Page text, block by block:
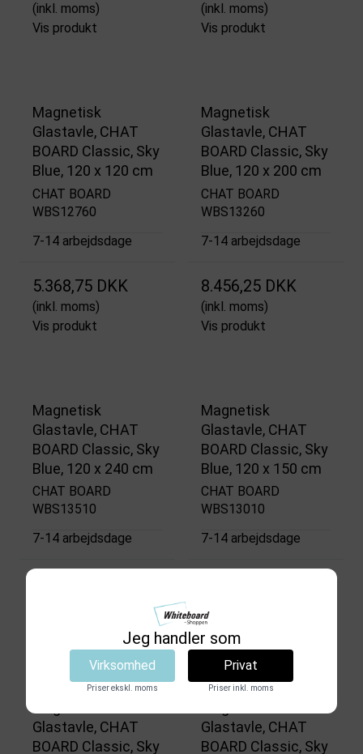
(inkl. moms)
Vis produkt
(inkl. moms)
Vis produkt
Magnetisk
Glastavle, CHAT
BOARD Classic, Sky
Blue, 120 x 120 cm
CHAT BOARD
WBS12760
7-14 arbejdsdage
5.368,75 DKK
(inkl. moms)
Vis produkt
Magnetisk
Glastavle, CHAT
BOARD Classic, Sky
Blue, 120 x 200 cm
CHAT BOARD
WBS13260
7-14 arbejdsdage
8.456,25 DKK
(inkl. moms)
Vis produkt
Magnetisk
Glastavle, CHAT
BOARD Classic, Sky
Blue, 120 x 240 cm
CHAT BOARD
WBS13510
7-14 arbejdsdage
Magnetisk
Glastavle, CHAT
BOARD Classic, Sky
Blue, 120 x 150 cm
CHAT BOARD
WBS13010
7-14 arbejdsdage
Vis produkt
Glastavle, CHAT
BOARD Classic, Sky
Glastavle, CHAT
BOARD Classic, Sky
Jeg handler som
Virksomhed
Priser ekskl. moms
Privat
Priser inkl. moms